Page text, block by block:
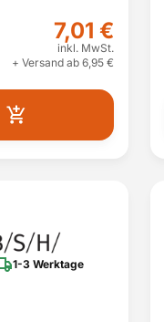
7,01 €
inkl. MwSt.
+ Versand ab 6,95 €
1-3 Werktage